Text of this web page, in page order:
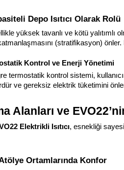
Depo Isıtıcı Olarak Rolü
yüksek tavanlı ve kötü yalıtımlı
(stratifikasyon)
Kontrol ve Enerji Yönetimi
termostatik kontrol sistemi,
ve gereksiz elektrik tüketimini
Alanları ve
Elektrikli Isıtıcı, esnekliği
Ortamlarında Konfor